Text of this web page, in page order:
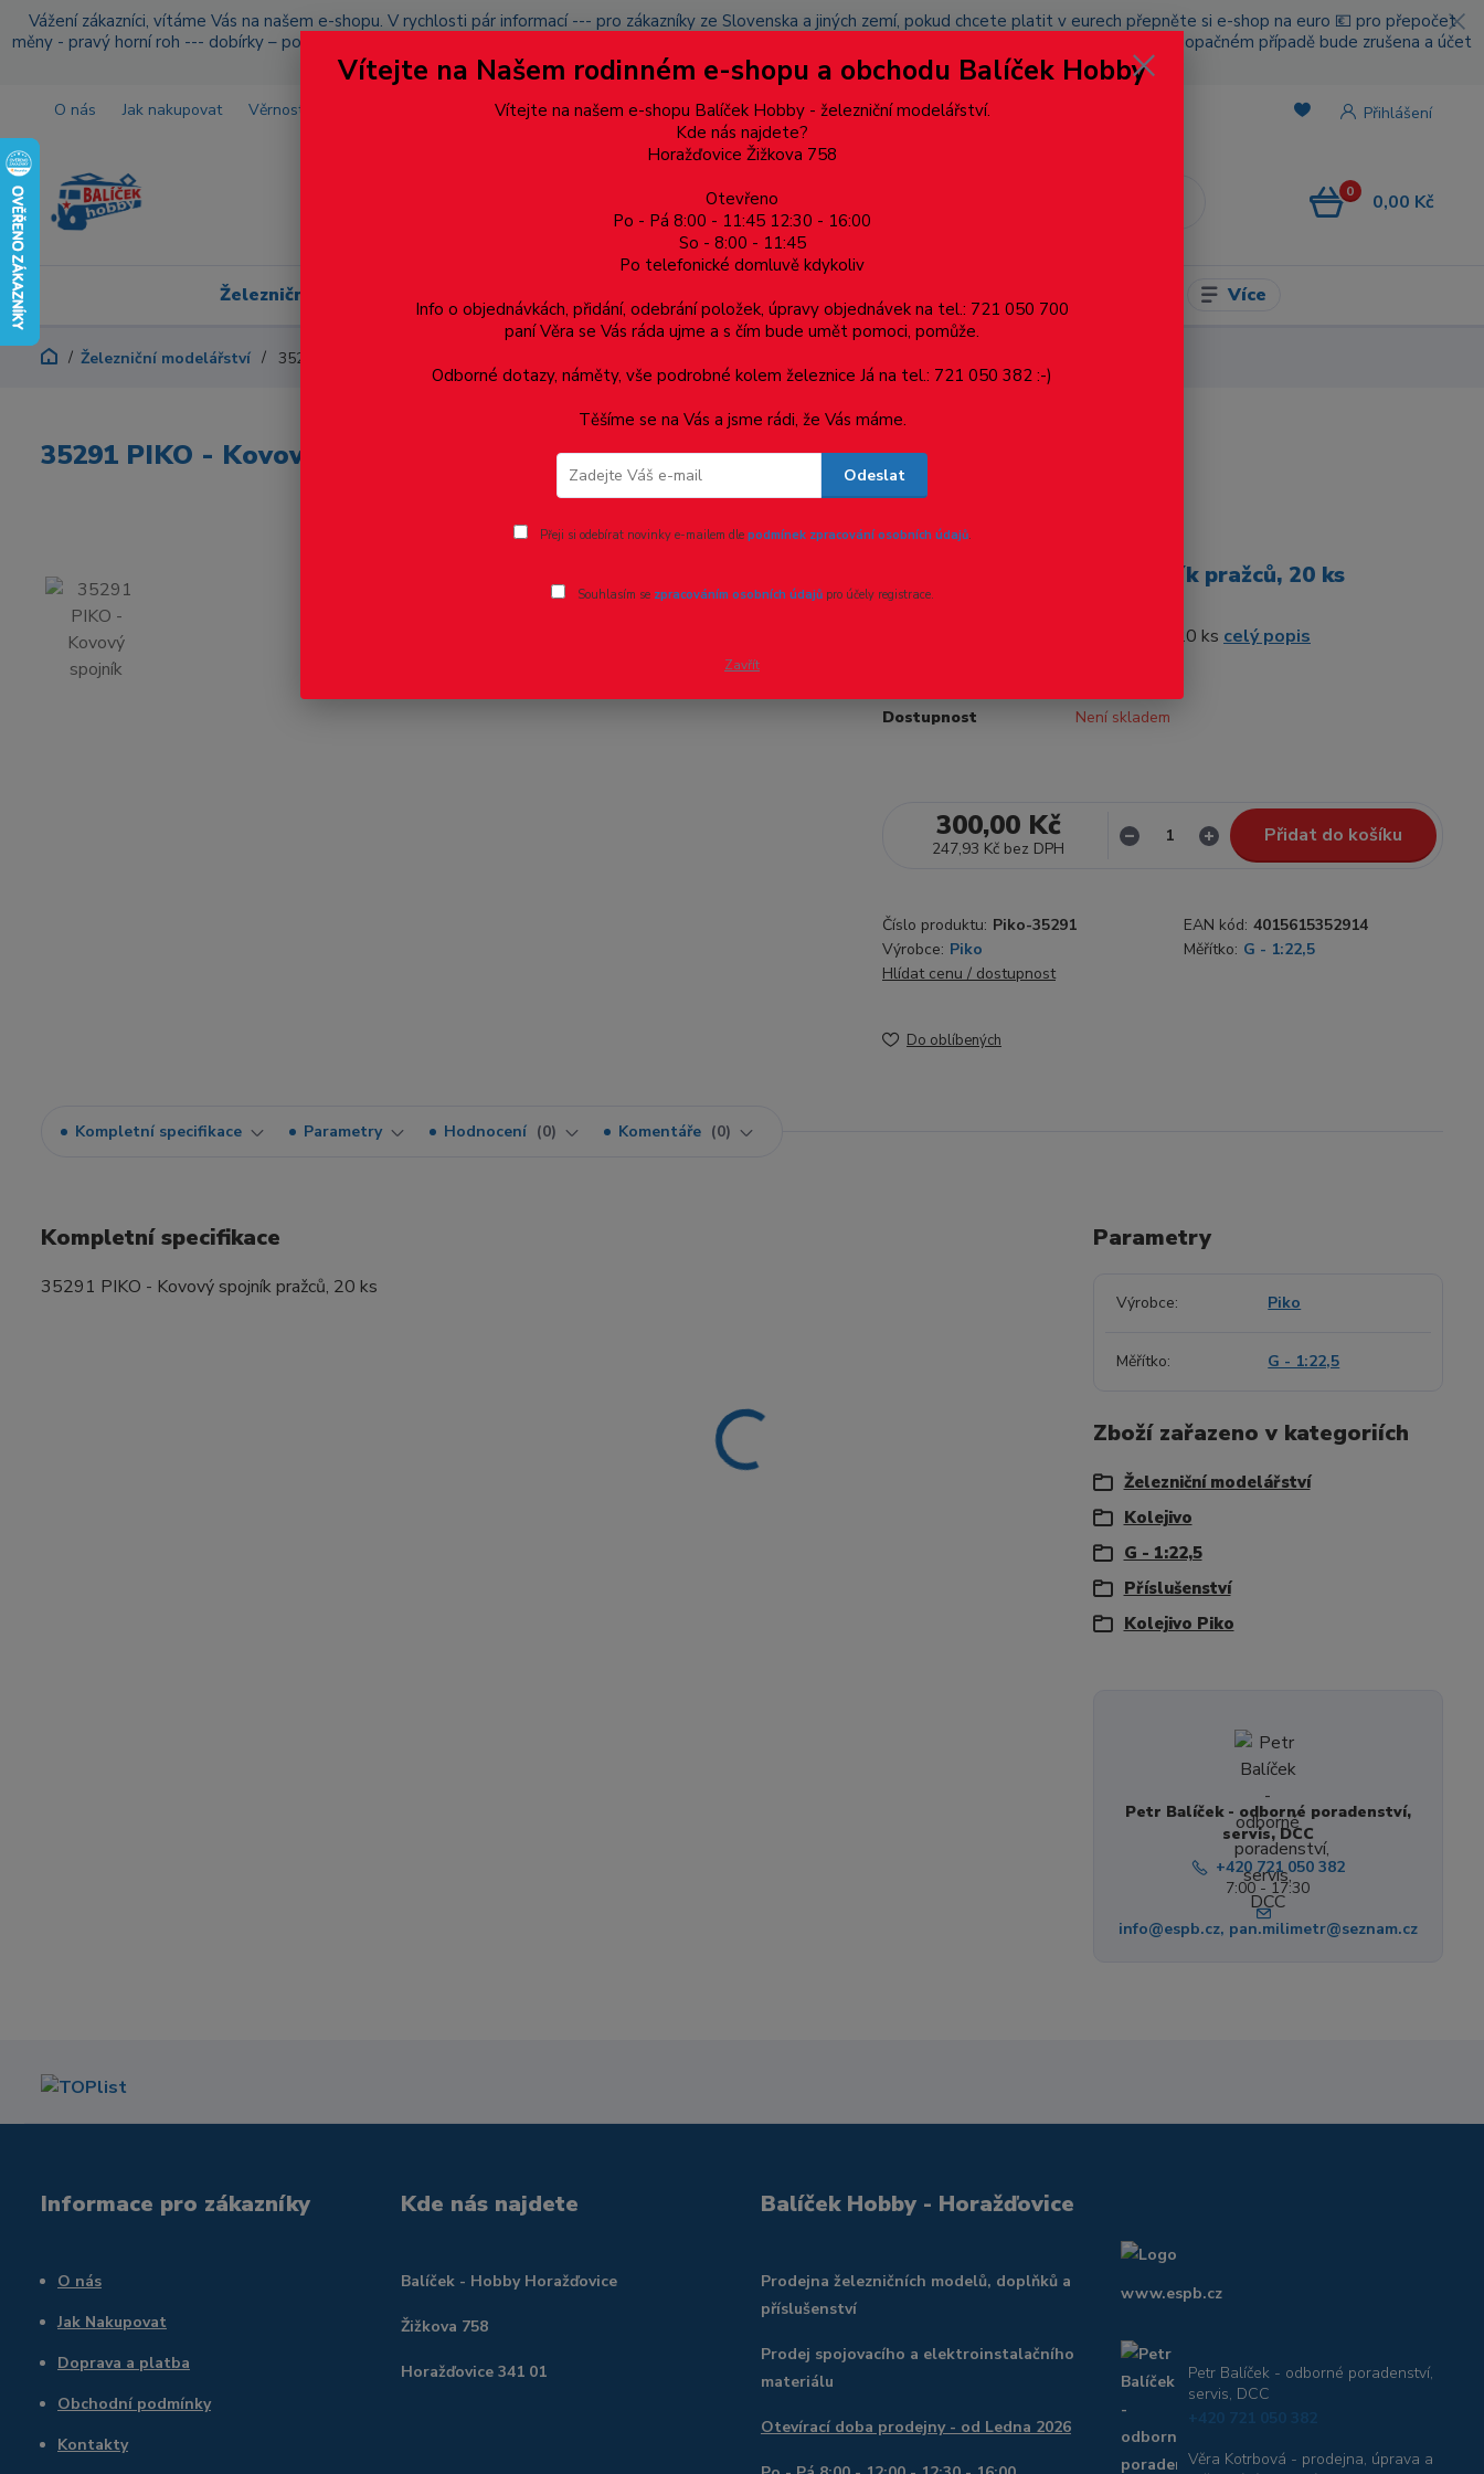
Vážení zákazníci, vítáme Vás na našem e-shopu. V rychlosti pár informací --- pro zákazníky ze Slovenska a jiných zemí, pokud chcete platit v eurech přepněte si e-shop na euro 💶 pro přepočet
měny - pravý horní roh --- dobírky – pokud si z nějakého důvodu zásilku nevyzvednete, bude po domluvě zaslána znovu s opětovnou platbou za poštovné, v opačném případě bude zrušena a účet
přidán na blacklist a rušeny následující objednávky.
O nás Jak nakupovat Věrnostní program Doprava a platba Více Přihlášení
0 0,00 Kč
Železniční modelářství Dárkové poukazy, upomínkové předměty Více
Železniční modelářství 35291 PIKO - Kovový spojník pražců, 20 ks
35291 PIKO - Kovový spojník pražců, 20 ks
35291 PIKO - Kovový spojník pražců, 20 ks
35291 PIKO - Kovový spojník pražců, 20 ks celý popis
Dostupnost Není skladem
300,00 Kč
247,93 Kč bez DPH
Přidat do košíku
Číslo produktu: Piko-35291 EAN kód: 4015615352914
Výrobce: Piko Měřítko: G - 1:22,5
Hlídat cenu / dostupnost
Do oblíbených
Kompletní specifikace Parametry Hodnocení 0 Komentáře 0
Kompletní specifikace
35291 PIKO - Kovový spojník pražců, 20 ks
Parametry
Výrobce Piko
Měřítko G - 1:22,5
Zboží zařazeno v kategoriích
Železniční modelářství
Kolejivo
G - 1:22,5
Příslušenství
Kolejivo Piko
Petr Balíček - odborné poradenství,
servis, DCC
+420 721 050 382
7:00 - 17:30
info@espb.cz, pan.milimetr@seznam.cz
Informace pro zákazníky
O nás
Jak Nakupovat
Doprava a platba
Obchodní podmínky
Kontakty
Kde nás najdete
Balíček - Hobby Horažďovice
Žižkova 758
Horažďovice 341 01
Balíček Hobby - Horažďovice
Prodejna železničních modelů, doplňků a
příslušenství
Prodej spojovacího a elektroinstalačního
materiálu
Otevírací doba prodejny - od Ledna 2026
www.espb.cz
Petr Balíček - odborné poradenství,
servis, DCC
+420 721 050 382
Věra Kotrbová - prodejna, úprava a
Vítejte na Našem rodinném e-shopu a obchodu Balíček Hobby
Vítejte na našem e-shopu Balíček Hobby - železniční modelářství.
Kde nás najdete?
Horažďovice Žižkova 758
Otevřeno
Po - Pá 8:00 - 11:45 12:30 - 16:00
So - 8:00 - 11:45
Po telefonické domluvě kdykoliv
Info o objednávkách, přidání, odebrání položek, úpravy objednávek na tel.: 721 050 700
paní Věra se Vás ráda ujme a s čím bude umět pomoci, pomůže.
Odborné dotazy, náměty, vše podrobné kolem železnice Já na tel.: 721 050 382 :-)
Těšíme se na Vás a jsme rádi, že Vás máme.
Odeslat
Přeji si odebírat novinky e-mailem dle podmínek zpracování osobních údajů.
Souhlasím se zpracováním osobních údajůpro účely registrace.
Zavřít